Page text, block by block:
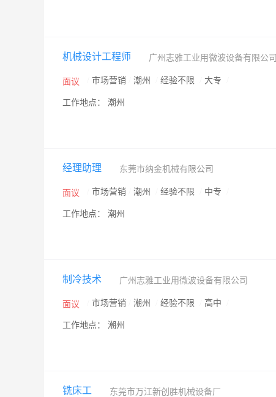
机械设计工程师 广州志雅工业用微波设备有限公司
面议 市场营销 潮州 经验不限 大专
工作地点： 潮州
经理助理 东莞市纳金机械有限公司
面议 市场营销 潮州 经验不限 中专
工作地点： 潮州
制冷技术 广州志雅工业用微波设备有限公司
面议 市场营销 潮州 经验不限 高中
工作地点： 潮州
铣床工 东莞市万江新创胜机械设备厂